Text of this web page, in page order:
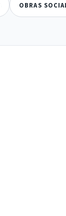
OBRAS